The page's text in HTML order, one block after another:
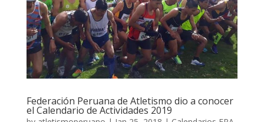
Federación Peruana de Atletismo dio a conocer
el Calendario de Actividades 2019